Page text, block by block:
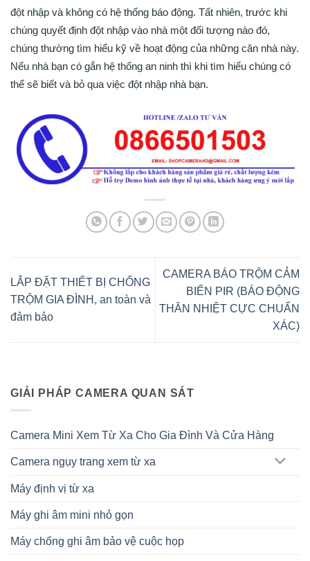
đột nhập và không có hệ thống báo động. Tất nhiên, trước khi
chúng quyết định đột nhập vào nhà một đối tượng nào đó,
chúng thường tìm hiểu kỹ về hoạt động của những căn nhà này.
Nếu nhà bạn có gắn hệ thống an ninh thì khi tìm hiểu chúng có
thể sẽ biết và bỏ qua việc đột nhập nhà bạn.
LẮP ĐẶT THIẾT BỊ CHỐNG
TRỘM GIA ĐÌNH, an toàn và
đảm bảo
CAMERA BÁO TRỘM CẢM
BIẾN PIR (BÁO ĐỘNG
THÂN NHIỆT CỰC CHUẨN
XÁC)
GIẢI PHÁP CAMERA QUAN SÁT
Camera Mini Xem Từ Xa Cho Gia Đình Và Cửa Hàng
Camera ngụy trang xem từ xa
Máy định vị từ xa
Máy ghi âm mini nhỏ gọn
Máy chống ghi âm bảo vệ cuộc họp